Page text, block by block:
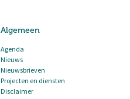
Algemeen
Agenda
Nieuws
Nieuwsbrieven
Projecten en diensten
Disclaimer